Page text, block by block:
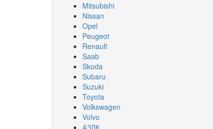
Mitsubishi
Nissan
Opel
Peugeot
Renault
Saab
Skoda
Subaru
Suzuki
Toyota
Volkswagen
Volvo
АЗЛК